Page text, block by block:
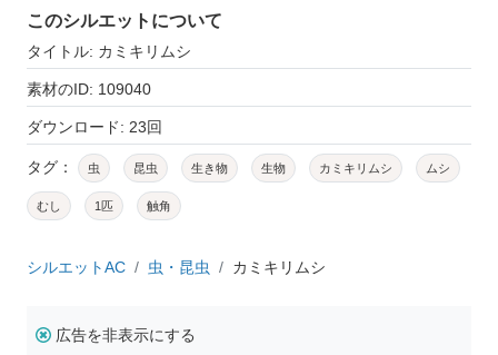
このシルエットについて
タイトル: カミキリムシ
素材のID: 109040
ダウンロード: 23回
タグ： 虫 昆虫 生き物 生物 カミキリムシ ムシ
むし 1匹 触角
シルエットAC 虫・昆虫 カミキリムシ
広告を非表示にする